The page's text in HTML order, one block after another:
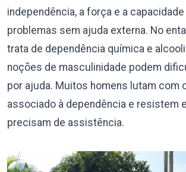
independência, a força e a
problemas sem ajuda externa. No
trata de dependência química e
noções de masculinidade podem
por ajuda. Muitos homens lutam com
associado à dependência e resistem
precisam de assistência.